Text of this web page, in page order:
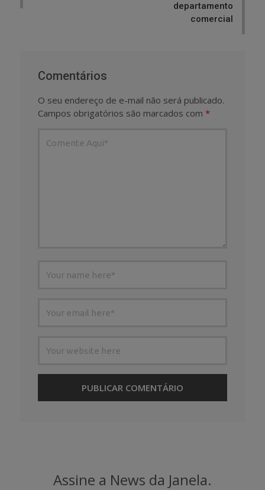
departamento
comercial
Comentários
O seu endereço de e-mail não será publicado.
Campos obrigatórios são marcados com *
Assine a News da Janela.